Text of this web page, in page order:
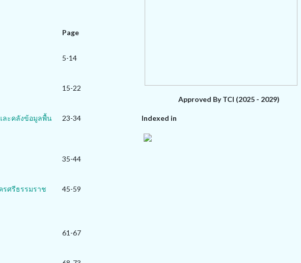
Page
5-14
15-22
ละคลังข้อมูลพื้น
23-34
35-44
รศรีธรรมราช
45-59
61-67
Approved By TCI (2025 - 2029)
Indexed in